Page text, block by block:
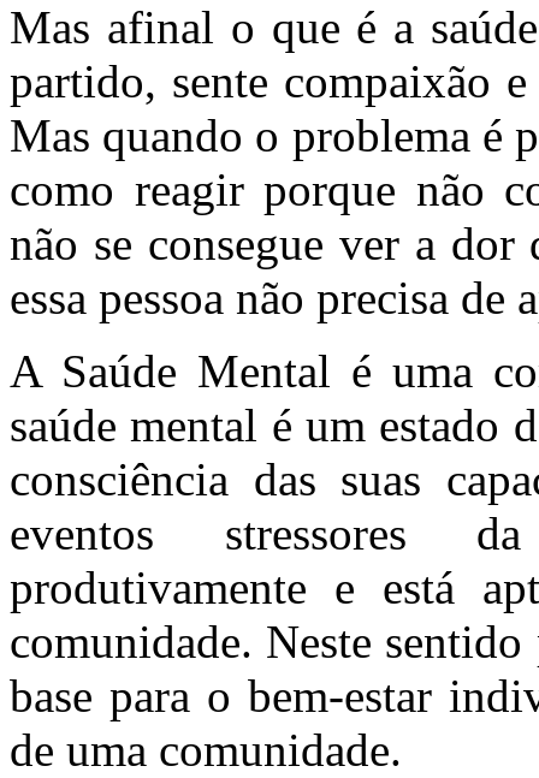
Mas afinal o que é a
partido, sente compaixão
Mas quando o problema é
como reagir porque não
não se consegue ver a
essa pessoa não precisa de
A Saúde Mental é uma
saúde mental é um estado
consciência das suas
eventos stressores
produtivamente e está
comunidade. Neste
base para o bem-estar
de uma comunidade.